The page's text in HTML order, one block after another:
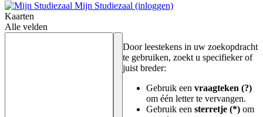
Mijn Studiezaal (inloggen)
Kaarten
Alle velden
Door leestekens in uw zoekopdracht
te gebruiken, zoekt u specifieker of
juist breder:
Gebruik een vraagteken (?)
om één letter te vervangen.
Gebruik een sterretje (*) om